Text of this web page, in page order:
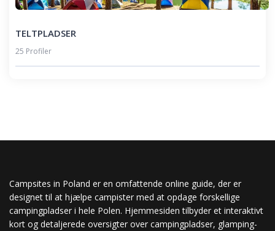
TELTPLADSER
25 Profiler
Campsites in Poland er en omfattende online guide, der er
designet til at hjælpe campister med at opdage forskellige
campingpladser i hele Polen. Hjemmesiden tilbyder et interaktivt
kort og detaljerede oversigter over campingpladser, glamping-